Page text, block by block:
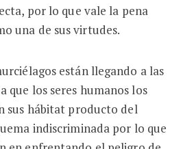
por lo que vale la pena
una de sus virtudes.
están llegando a las
que los seres humanos los
sus hábitat producto del
indiscriminada por lo que